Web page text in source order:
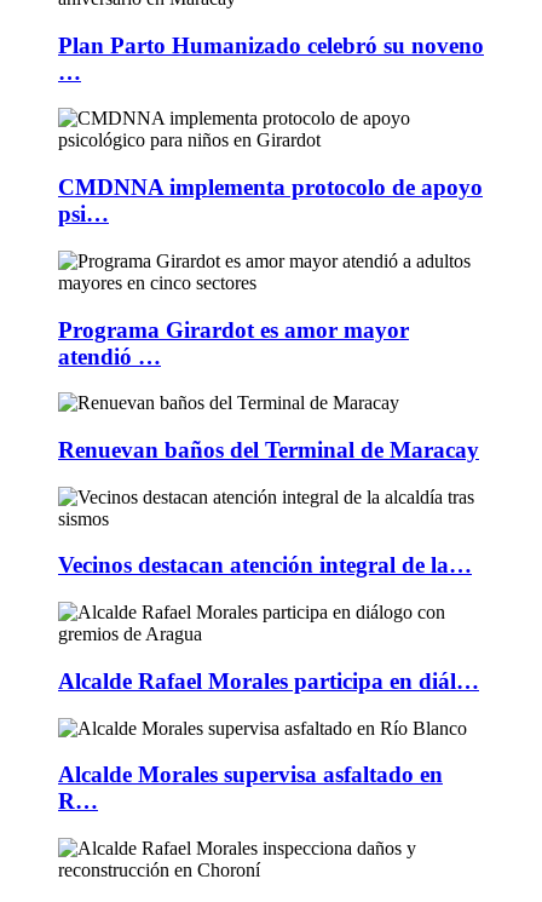
Plan Parto Humanizado celebró su noveno
…
CMDNNA implementa protocolo de apoyo
psi…
Programa Girardot es amor mayor
atendió …
Renuevan baños del Terminal de Maracay
Vecinos destacan atención integral de la…
Alcalde Rafael Morales participa en diál…
Alcalde Morales supervisa asfaltado en
R…